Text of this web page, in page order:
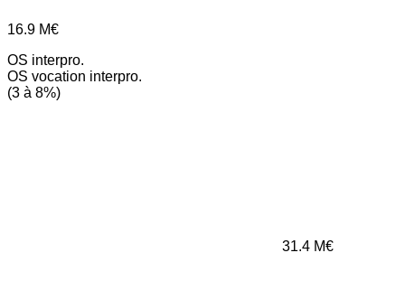
16.9 M€
OS interpro.
OS vocation interpro.
(3 à 8%)
31.4 M€